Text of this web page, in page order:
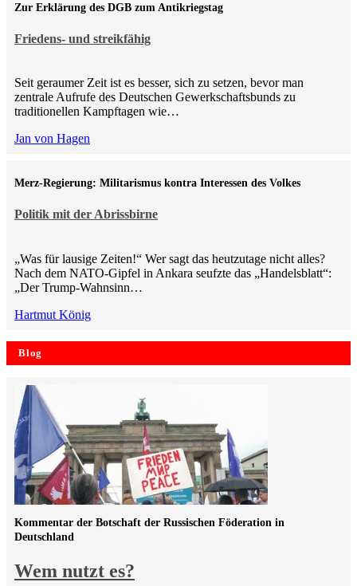
Friedens- und streikfähig
Zur Erklärung des DGB zum Antikriegstag
Seit geraumer Zeit ist es besser, sich zu setzen, bevor man
zentrale Aufrufe des Deutschen Gewerkschaftsbunds zu
traditionellen Kampftagen wie…
Jan von Hagen
Politik mit der Abrissbirne
Merz-Regierung: Militarismus kontra Inte­ressen des Volkes
„Was für lausige Zeiten!“ Wer sagt das heutzutage nicht alles?
Nach dem NATO-Gipfel in Ankara seufzte das „Handelsblatt“:
„Der Trump-Wahnsinn…
Hartmut König
Blog
Wem nutzt es?
Kommentar der Botschaft der Russischen Föderation in
Deutschland